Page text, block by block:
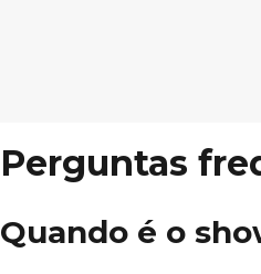
Perguntas
Quando é o